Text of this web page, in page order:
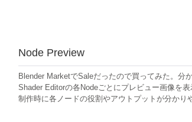
Node Preview
Blender MarketでSaleだったので買ってみた。分
Shader Editorの各Nodeごとにプレビュー画像を
制作時に各ノードの役割やアウトプットが分かり